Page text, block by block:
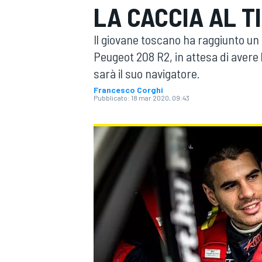
MOTOGP WEC
WRC
LA CACCIA AL
Il giovane toscano ha raggiunto
Peugeot 208 R2, in attesa di
sarà il suo navigatore.
Francesco Corghi
Pubblicato: 18 mar 2020, 09:43